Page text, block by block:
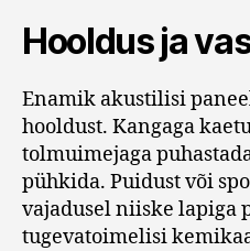
Hooldus ja
Enamik akustilisi
hooldust. Kangaga
tolmuimejaga
pühkida. Puidust või
vajadusel niiske lapiga
tugevatoimelisi